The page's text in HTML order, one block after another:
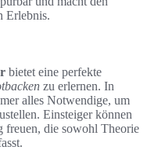
Erlebnis.
bietet eine perfekte
zu erlernen. In
alles Notwendige, um
Einsteiger können
freuen, die sowohl Theorie